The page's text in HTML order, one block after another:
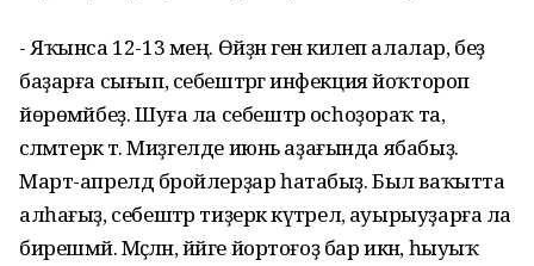
- Яҡынса 12-13 мең. Өйҙән генә килеп алалар, беҙ
баҙарға сығып, себештәргә инфекция йоҡтороп
йөрөмәйбеҙ. Шуға ла себештәр осһоҙораҡ та,
сәләмәтерәк тә. Миҙгелде июнь аҙағында ябабыҙ.
Март-апрелдә бройлерҙар һатабыҙ. Был ваҡытта
алһағыҙ, себештәр тиҙерәк күтәрелә, ауырыуҙарға ла
бирешмәй. Мәҫәлән, йәйге йортоғоҙ бар икән, һыуыҡ